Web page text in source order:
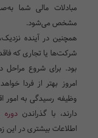
مبادلات مالی شما
مشخص می‌شود.
همچنین در آینده
شرکت‌ها یا تجاری که
بود. برای شروع
امروز بهتر از فردا
وظیفه رسیدگی به امور
دارند، با گذراندندوره
اطلاعات بیشتری در این